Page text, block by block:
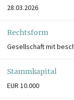
28.03.2026
Rechtsform
Gesellschaft mit
Stammkapital
EUR 10.000